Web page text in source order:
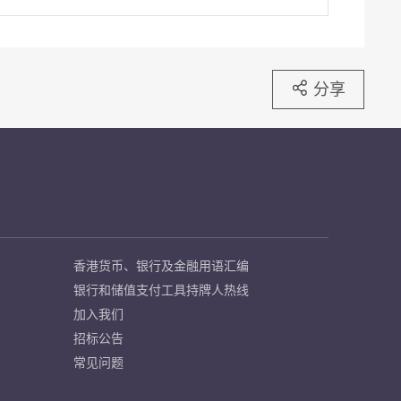
分享
香港货币、银行及金融用语汇编
银行和储值支付工具持牌人热线
加入我们
招标公告
常见问题